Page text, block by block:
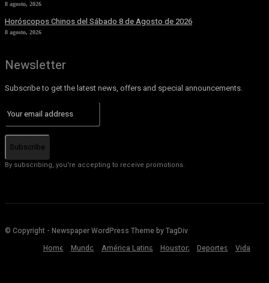
8 agosto, 2026
Horóscopos Chinos del Sábado 8 de Agosto de 2026
8 agosto, 2026
Newsletter
Subscribe to get the latest news, offers and special announcements.
Subscribe
By subscribing, you're accepting to receive promotions.
© Copyright - Newspaper WordPress Theme by TagDiv
Home
Mundo América Latina Houston Deportes Vida